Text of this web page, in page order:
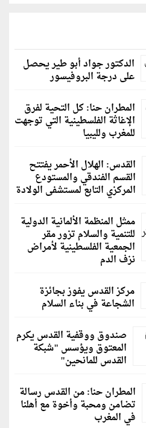
الدكتور جواد أبو طير يحصل
على درجة البروفيسور
المطران حنا: كل التحية لفرق
الإغاثة الفلسطينية التي توجهت
للمغرب ولليبيا
القدس: الهلال الأحمر يفتتح
القسم الفندقي والمستودع
المركزي التابع لمستشفى الولادة
ممثل المنظمة الألمانية الدولية
للتنمية والسلام تزور مقر
الجمعية الفلسطينية لأمراض
نزف الدم
مركز القدس يفوز بجائزة
الشجاعة في بناء السلام
صندوق ووقفية القدس يكرم
المعتوق ويؤسس "شبكة
القدس للمانحين"
المطران حنا: من القدس رسالة
تضامن ومحبة وأخوة مع أهلنا
في المغرب